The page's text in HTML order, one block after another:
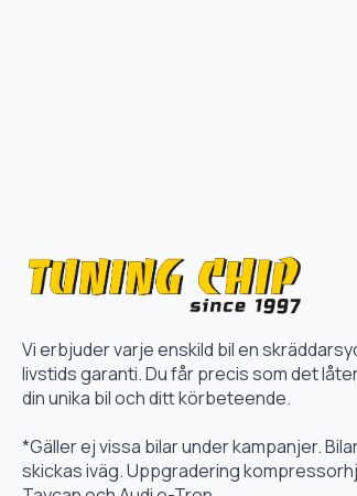
Vi erbjuder varje enskild bil en
livstids garanti. Du får precis som det
din unika bil och ditt körbeteende.
*Gäller ej vissa bilar under kampanjer.
skickas iväg. Uppgradering